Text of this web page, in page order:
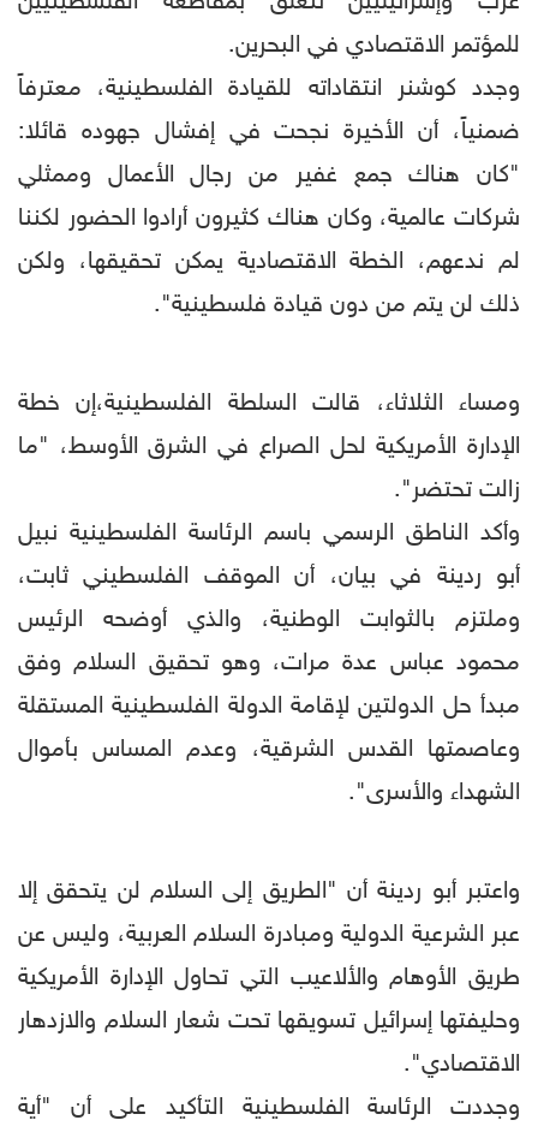
للمؤتمر الاقتصادي في البحرين.
وجدد كوشنر انتقاداته للقيادة الفلسطينية، معترفاً
ضمنياً، أن الأخيرة نجحت في إفشال جهوده قائلا:
"كان هناك جمع غفير من رجال الأعمال وممثلي
شركات عالمية، وكان هناك كثيرون أرادوا الحضور لكننا
لم ندعهم، الخطة الاقتصادية يمكن تحقيقها، ولكن
ذلك لن يتم من دون قيادة فلسطينية".
ومساء الثلاثاء، قالت السلطة الفلسطينية،إن خطة
الإدارة الأمريكية لحل الصراع في الشرق الأوسط، "ما
زالت تحتضر".
وأكد الناطق الرسمي باسم الرئاسة الفلسطينية نبيل
أبو ردينة في بيان، أن الموقف الفلسطيني ثابت،
وملتزم بالثوابت الوطنية، والذي أوضحه الرئيس
محمود عباس عدة مرات، وهو تحقيق السلام وفق
مبدأ حل الدولتين لإقامة الدولة الفلسطينية المستقلة
وعاصمتها القدس الشرقية، وعدم المساس بأموال
الشهداء والأسرى".
واعتبر أبو ردينة أن "الطريق إلى السلام لن يتحقق إلا
عبر الشرعية الدولية ومبادرة السلام العربية، وليس عن
طريق الأوهام والألاعيب التي تحاول الإدارة الأمريكية
وحليفتها إسرائيل تسويقها تحت شعار السلام والازدهار
الاقتصادي".
وجددت الرئاسة الفلسطينية التأكيد على أن "أية